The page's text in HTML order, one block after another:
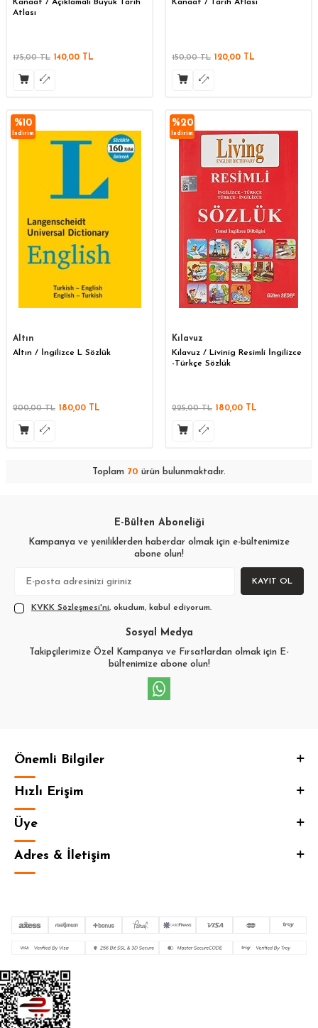
Kanaat / Açıklamalı Büyük Tarih
Atlası
175,00TL 140,00 TL
Kanaat / Tarih Atlası
150,00TL 120,00 TL
%10
İndirim
Altın
Altın / İngilizce L Sözlük
200,00TL 180,00 TL
%20
İndirim
Kılavuz
Kılavuz / Livinig Resimli İngilizce
-Türkçe Sözlük
225,00TL 180,00 TL
Toplam 70 ürün bulunmaktadır.
E-Bülten Aboneliği
Kampanya ve yeniliklerden haberdar olmak için e-bültenimize
abone olun!
KAYIT OL
KVKK Sözleşmesi'ni, okudum, kabul ediyorum.
Sosyal Medya
Takipçilerimize Özel Kampanya ve Fırsatlardan olmak için E-
bültenimize abone olun!
Önemli Bilgiler
Hızlı Erişim
Üye
Adres & İletişim